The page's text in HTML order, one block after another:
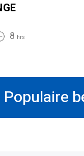
8 hrs
Populaire